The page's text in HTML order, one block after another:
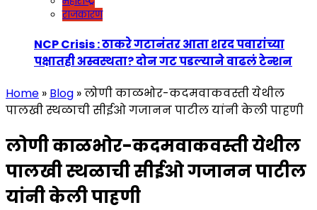
राजकारण
NCP Crisis : ठाकरे गटानंतर आता शरद पवारांच्या
पक्षातही अस्वस्थता? दोन गट पडल्याने वाढलं टेन्शन
Home » Blog »लोणी काळभोर-कदमवाकवस्ती येथील
पालखी स्थळाची सीईओ गजानन पाटील यांनी केली पाहणी
लोणी काळभोर-कदमवाकवस्ती येथील
पालखी स्थळाची सीईओ गजानन पाटील
यांनी केली पाहणी